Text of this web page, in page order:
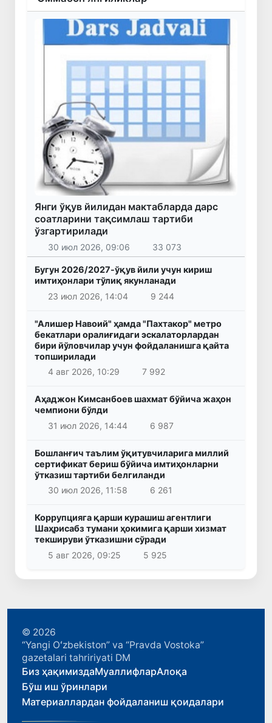
Янги ўқув йилидан мактабларда дарс
соатларини тақсимлаш тартиби
ўзгартирилади
30 июл 2026, 09:06 33 073
Бугун 2026/2027-ўқув йили учун кириш
имтиҳонлари тўлиқ якунланади
23 июл 2026, 14:04
9 244
"Алишер Навоий" ҳамда "Пахтакор" метро
бекатлари оралиғидаги эскалаторлардан
бири йўловчилар учун фойдаланишга қайта
топширилади
4 авг 2026, 10:29
7 992
Аҳаджон Кимсанбоев шахмат бўйича жаҳон
чемпиони бўлди
31 июл 2026, 14:44
6 987
Бошланғич таълим ўқитувчиларига миллий
сертификат бериш бўйича имтиҳонларни
ўтказиш тартиби белгиланди
30 июл 2026, 11:58
6 261
Коррупцияга қарши курашиш агентлиги
Шаҳрисабз тумани ҳокимига қарши хизмат
текшируви ўтказишни сўради
5 авг 2026, 09:25
5 925
© 2026
“Yangi Oʻzbekiston” va “Pravda Vostoka”
gazetalari tahririyati DM
Биз ҳақимиздаМуаллифларАлоқа
Бўш иш ўринлари
Материаллардан фойдаланиш қоидалари